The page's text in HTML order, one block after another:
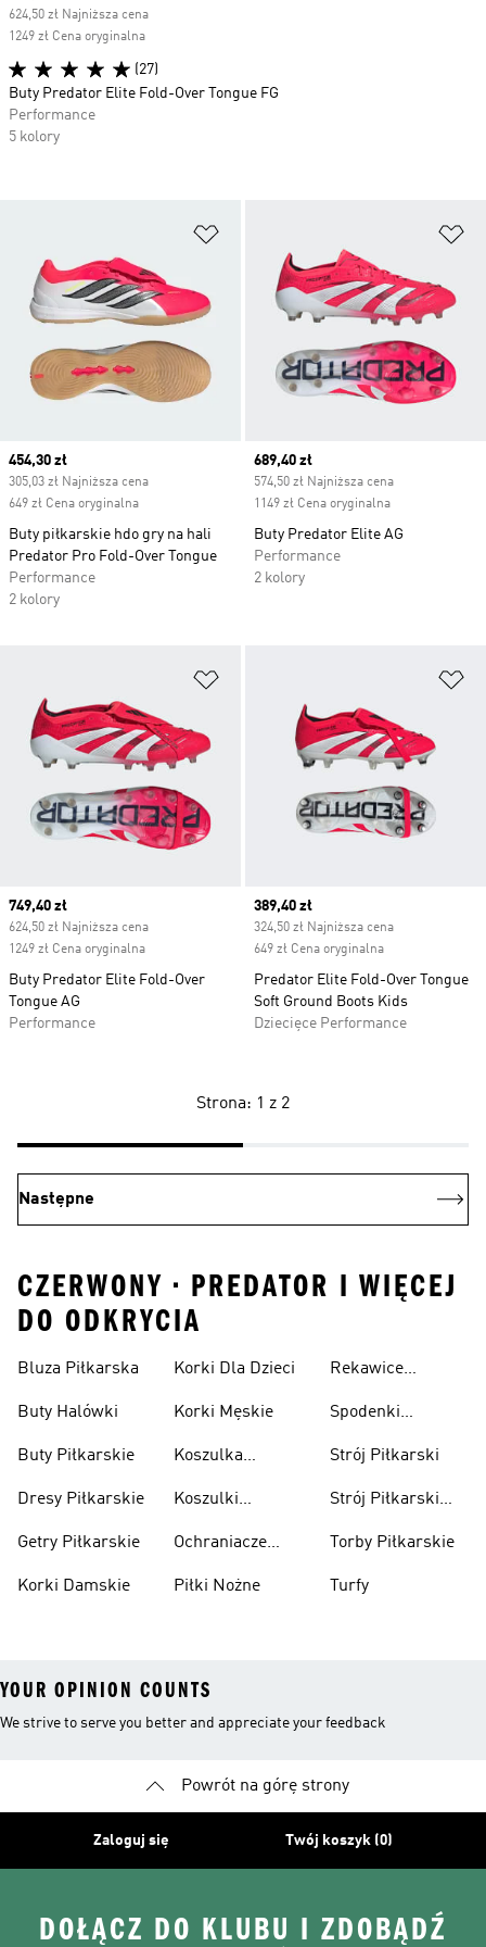
Current price
454,30 zł
305,03 zł Najniższa cena
649 zł Cena oryginalna
Buty piłkarskie hdo gry na hali
Predator Pro Fold-Over Tongue
Performance
2 kolory
Current price
689,40 zł
574,50 zł Najniższa cena
1149 zł Cena oryginalna
Buty Predator Elite AG
Performance
2 kolory
Current price
749,40 zł
624,50 zł Najniższa cena
1249 zł Cena oryginalna
Buty Predator Elite Fold-Over
Tongue AG
Performance
Current price
389,40 zł
324,50 zł Najniższa cena
649 zł Cena oryginalna
Predator Elite Fold-Over Tongue
Soft Ground Boots Kids
Dziecięce Performance
624,50 zł Najniższa cena
1249 zł Cena oryginalna
(27)
Buty Predator Elite Fold-Over Tongue FG
Performance
5 kolory
Strona: 1 z 2
Następne
CZERWONY • PREDATOR I WIĘCEJ
DO ODKRYCIA
Bluza Piłkarska
Buty Halówki
Buty Piłkarskie
Dresy Piłkarskie
Getry Piłkarskie
Korki Damskie
Korki Dla Dzieci
Korki Męskie
Koszulka
Koszulki
Dzieci
Ochraniacze
Piłki Nożne
Rekawice
Spodenki
Strój Piłkarski
Strój Piłkarski
Torby Piłkarskie
Turfy
YOUR OPINION COUNTS
We strive to serve you better and appreciate your feedback
Powrót na górę strony
Zaloguj się Twój koszyk (0)
DOŁĄCZ DO KLUBU I ZDOBĄDŹ